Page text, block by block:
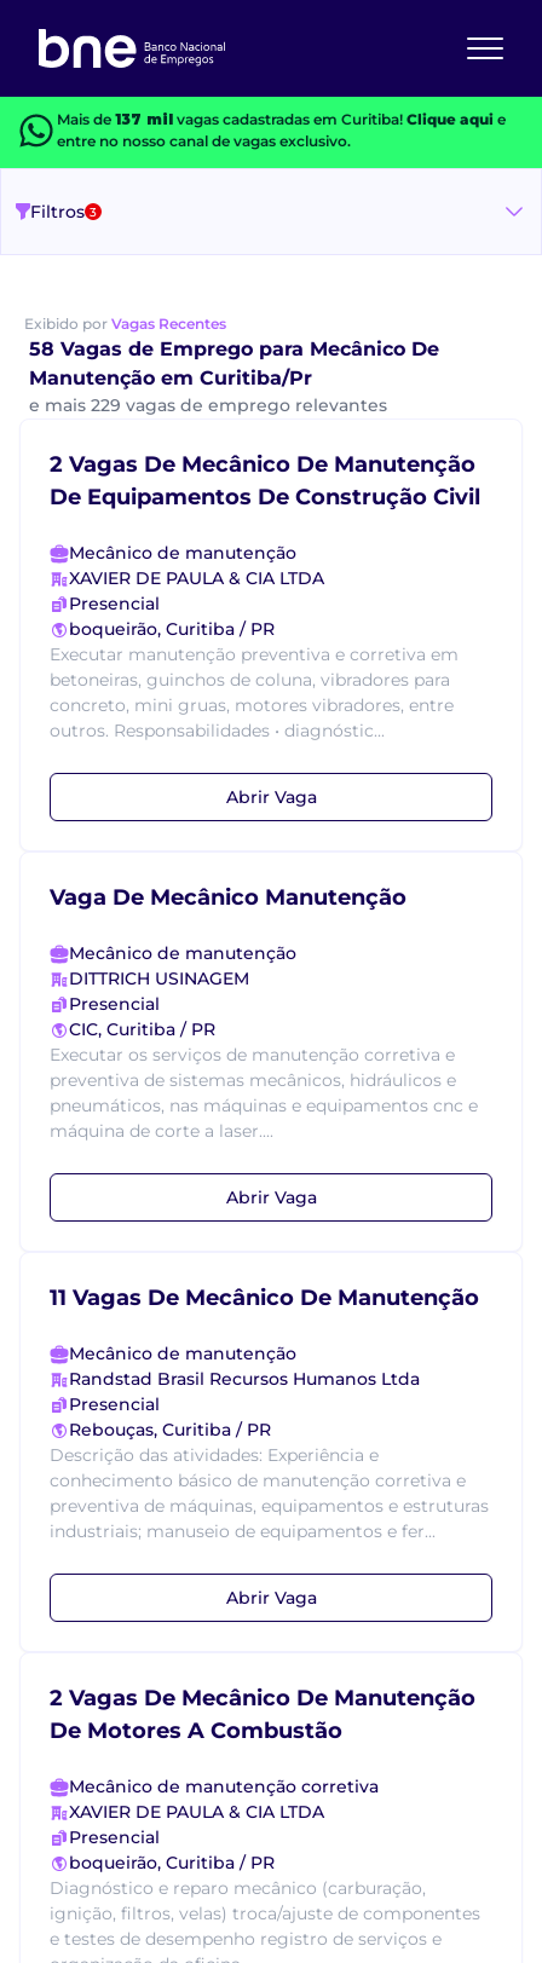
Mais de 137 milvagas cadastradas em Curitiba! Clique aquie
entre no nosso canal de vagas exclusivo.
Filtros 3
Exibido por Vagas Recentes
58 Vagas de Emprego para Mecânico De
Manutenção em Curitiba/Pr
e mais 229 vagas de emprego relevantes
2 Vagas De Mecânico De Manutenção
De Equipamentos De Construção Civil
Mecânico de manutenção
XAVIER DE PAULA & CIA LTDA
Presencial
boqueirão, Curitiba / PR
Executar manutenção preventiva e corretiva em
betoneiras, guinchos de coluna, vibradores para
concreto, mini gruas, motores vibradores, entre
outros. Responsabilidades • diagnóstic...
Abrir Vaga
Vaga De Mecânico Manutenção
Mecânico de manutenção
DITTRICH USINAGEM
Presencial
CIC, Curitiba / PR
Executar os serviços de manutenção corretiva e
preventiva de sistemas mecânicos, hidráulicos e
pneumáticos, nas máquinas e equipamentos cnc e
máquina de corte a laser....
Abrir Vaga
11 Vagas De Mecânico De Manutenção
Mecânico de manutenção
Randstad Brasil Recursos Humanos Ltda
Presencial
Rebouças, Curitiba / PR
Descrição das atividades: Experiência e
conhecimento básico de manutenção corretiva e
preventiva de máquinas, equipamentos e estruturas
industriais; manuseio de equipamentos e fer...
Abrir Vaga
2 Vagas De Mecânico De Manutenção
De Motores A Combustão
Mecânico de manutenção corretiva
XAVIER DE PAULA & CIA LTDA
Presencial
boqueirão, Curitiba / PR
Diagnóstico e reparo mecânico (carburação,
ignição, filtros, velas) troca/ajuste de componentes
e testes de desempenho registro de serviços e